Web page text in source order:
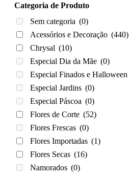
Categoria de Produto
Sem categoria (0)
Acessórios e Decoração (440)
Chrysal (10)
Especial Dia da Mãe (0)
Especial Finados e Halloween
Especial Jardins (0)
Especial Páscoa (0)
Flores de Corte (52)
Flores Frescas (0)
Flores Importadas (1)
Flores Secas (16)
Namorados (0)